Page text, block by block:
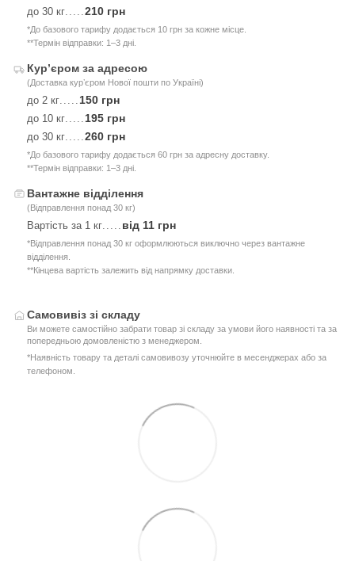
до 30 кг 210 грн
*До базового тарифу додається 10 грн за кожне місце.
**Термін відправки: 1–3 дні.
Курʼєром за адресою
(Доставка курʼєром Нової пошти по Україні)
до 2 кг 150 грн
до 10 кг 195 грн
до 30 кг 260 грн
*До базового тарифу додається 60 грн за адресну доставку.
**Термін відправки: 1–3 дні.
Вантажне відділення
(Відправлення понад 30 кг)
Вартість за 1 кг від 11 грн
*Відправлення понад 30 кг оформлюються виключно через вантажне
відділення.
**Кінцева вартість залежить від напрямку доставки.
Самовивіз зі складу
Ви можете самостійно забрати товар зі складу за умови його наявності та за
попередньою домовленістю з менеджером.
*Наявність товару та деталі самовивозу уточнюйте в месенджерах або за
телефоном.